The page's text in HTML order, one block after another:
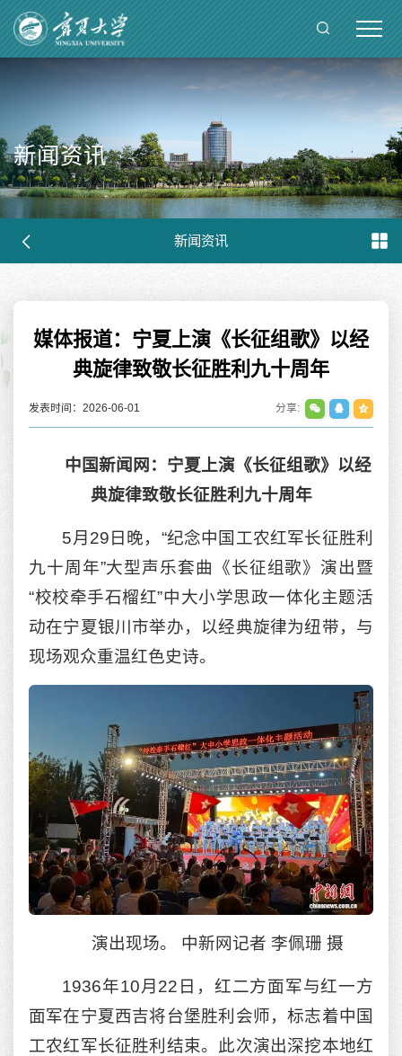
新闻资讯
新闻资讯
媒体报道：宁夏上演《长征组歌》以经
典旋律致敬长征胜利九十周年
发表时间：2026-06-01 分享:
中国新闻网：宁夏上演《长征组歌》以经
典旋律致敬长征胜利九十周年
5月29日晚，“纪念中国工农红军长征胜利
九十周年”大型声乐套曲《长征组歌》演出暨
“校校牵手石榴红”中大小学思政一体化主题活
动在宁夏银川市举办，以经典旋律为纽带，与
现场观众重温红色史诗。
演出现场。 中新网记者 李佩珊 摄
1936年10月22日，红二方面军与红一方
面军在宁夏西吉将台堡胜利会师，标志着中国
工农红军长征胜利结束。此次演出深挖本地红